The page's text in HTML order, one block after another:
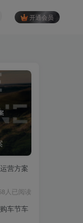
开通会员
营方案
人已阅读
车节车